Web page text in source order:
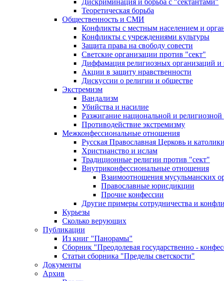
Дискриминация и борьба с "сектантами"
Теоретическая борьба
Общественность и СМИ
Конфликты с местным населением и
Конфликты с учреждениями культуры
Защита права на свободу совести
Светские организации против "сект"
Диффамация религиозных организаций
Акции в защиту нравственности
Дискуссии о религии и обществе
Экстремизм
Вандализм
Убийства и насилие
Разжигание национальной и
Противодействие экстремизму
Межконфессиональные отношения
Русская Православная Церковь и католики
Христианство и ислам
Традиционные религии против "сект"
Внутриконфессиональные отношения
Взаимоотношения мусульманских
Православные юрисдикции
Прочие конфессии
Другие примеры сотрудничества и
Курьезы
Сколько верующих
Публикации
Из книг "Панорамы"
Сборник "Преодолевая государственно -
Статьи сборника "Пределы светскости"
Документы
Архив